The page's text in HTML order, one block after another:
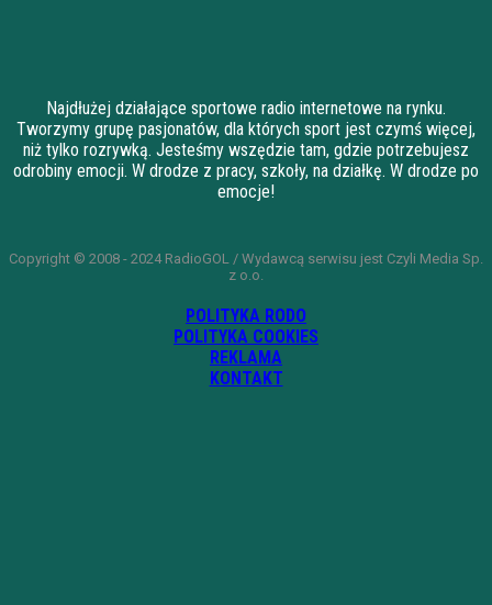
Najdłużej działające sportowe radio internetowe na rynku.
Tworzymy grupę pasjonatów, dla których sport jest czymś więcej,
niż tylko rozrywką. Jesteśmy wszędzie tam, gdzie potrzebujesz
odrobiny emocji. W drodze z pracy, szkoły, na działkę. W drodze po
emocje!
Copyright © 2008 - 2024 RadioGOL / Wydawcą serwisu jest Czyli Media Sp.
z o.o.
POLITYKA RODO
POLITYKA COOKIES
REKLAMA
KONTAKT